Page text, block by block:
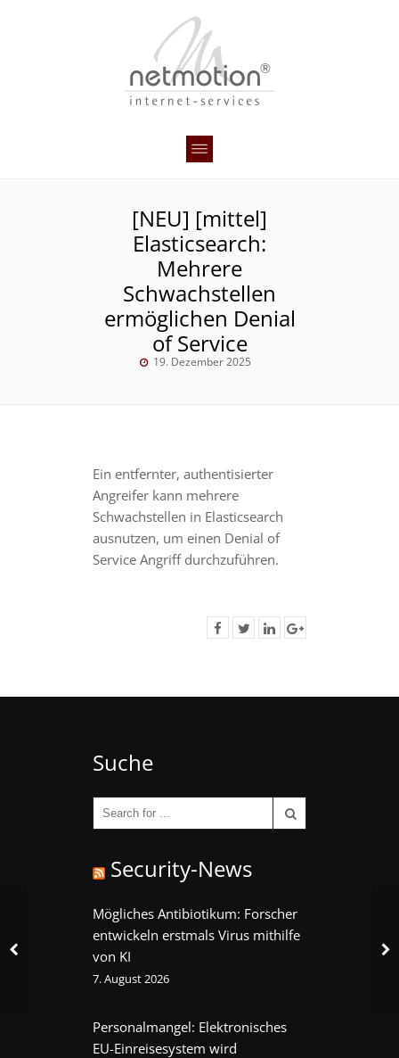
[NEU] [mittel]
Elasticsearch:
Mehrere
Schwachstellen
ermöglichen Denial
of Service
19. Dezember 2025
Ein entfernter, authentisierter
Angreifer kann mehrere
Schwachstellen in Elasticsearch
ausnutzen, um einen Denial of
Service Angriff durchzuführen.
Suche
Security-News
Mögliches Antibiotikum: Forscher
entwickeln erstmals Virus mithilfe
von KI
7. August 2026
Personalmangel: Elektronisches
EU-Einreisesystem wird